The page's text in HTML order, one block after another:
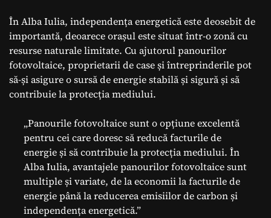
În Alba Iulia, independența energetică este deosebit de
importantă, deoarece orașul este situat într-o zonă cu
resurse naturale limitate. Cu ajutorul panourilor
fotovoltaice, proprietarii de case și întreprinderile pot
să-și asigure o sursă de energie stabilă și sigură și să
contribuie la protecția mediului.
„Panourile fotovoltaice sunt o opțiune excelentă
pentru cei care doresc să reducă facturile de
energie și să contribuie la protecția mediului. În
Alba Iulia, avantajele panourilor fotovoltaice sunt
multiple și variate, de la economii la facturile de
energie până la reducerea emisiilor de carbon și
independența energetică.”